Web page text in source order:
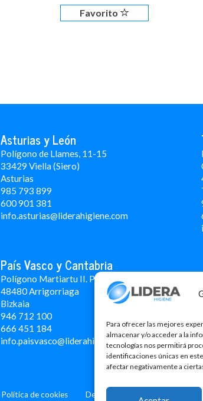
Para ofrecer las mejores
almacenar y/o acceder a la
tecnologías nos permitirá
identificaciones únicas en
afectar negativamente a
Favorito
Asturias y León
Polígono de Llames, 11-15
33429 Viella (Siero)
Asturias
985 793 899
600 901 381
info.asturias@liderahigiene.com
País Vasco y Cantabria
Polígono Martiartu II. Pabellón 4A
48480 Arrigorriaga
Bizkaia
946 712 100
666 451 184
info.paisvasco@liderahigiene.com
Política de cookies Design: MgComunicació